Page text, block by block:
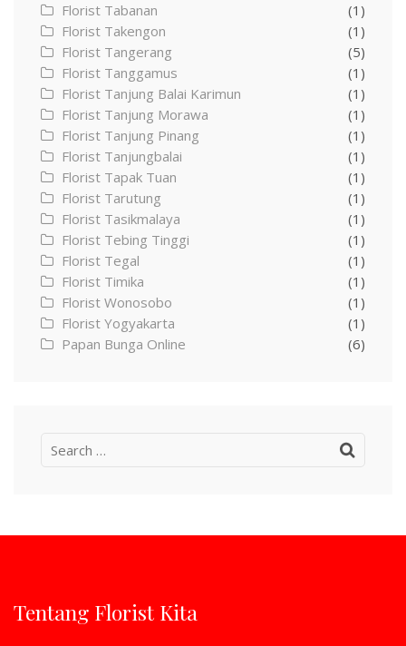
Florist Tabanan
(1)
Florist Takengon
(1)
Florist Tangerang
(5)
Florist Tanggamus
(1)
Florist Tanjung Balai Karimun
(1)
Florist Tanjung Morawa
(1)
Florist Tanjung Pinang
(1)
Florist Tanjungbalai
(1)
Florist Tapak Tuan
(1)
Florist Tarutung
(1)
Florist Tasikmalaya
(1)
Florist Tebing Tinggi
(1)
Florist Tegal
(1)
Florist Timika
(1)
Florist Wonosobo
(1)
Florist Yogyakarta
(1)
Papan Bunga Online
(6)
Search
Tentang Florist Kita